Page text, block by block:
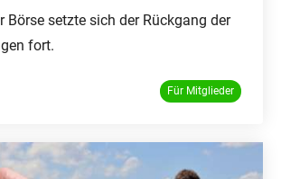
Börse setzte sich der Rückgang der
fort.
Für Mitglieder